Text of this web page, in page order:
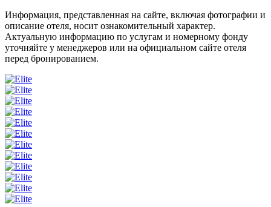
Информация, представленная на сайте, включая фотографии и
описание отеля, носит ознакомительный характер.
Актуальную информацию по услугам и номерному фонду
уточняйте у менеджеров или на официальном сайте отеля
перед бронированием.